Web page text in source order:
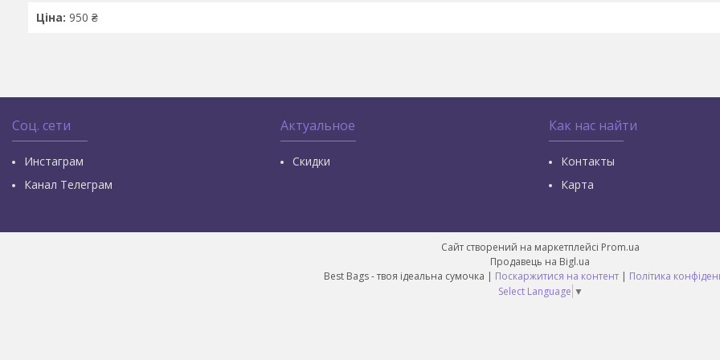
Ціна: 950 ₴
Соц. сети
Инстаграм
Канал Телеграм
Актуальное
Скидки
Как нас найти
Контакты
Карта
Сайт створений на маркетплейсі Prom.ua
Продавець на Bigl.ua
Best Bags - твоя ідеальна сумочка | Поскаржитися на контент | Політика
Select Language ▼